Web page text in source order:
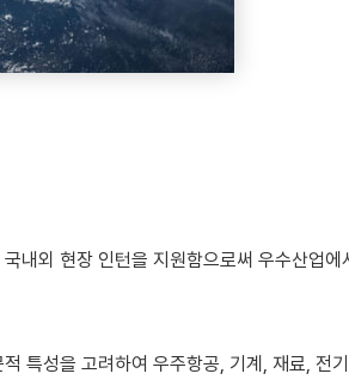
내외 현장 인턴을 지원함으로써 우수산업
특성을 고려하여 우주항공, 기계, 재료,